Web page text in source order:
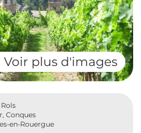
Voir plus d'images
Conques
en-Rouergue